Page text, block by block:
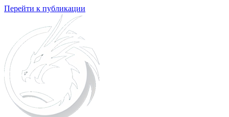
Перейти к публикации